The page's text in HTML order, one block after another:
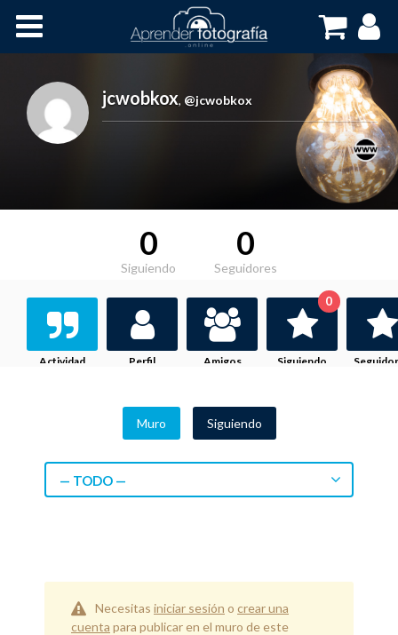
Cursos OnLine
jcwobkox, @jcwobkox
0
Siguiendo
0
Seguidores
Actividad Perfil Amigos Siguiendo
0
Muro Siguiendo
— TODO —
Necesitas iniciar sesión o crear una
cuenta para publicar en el muro de este